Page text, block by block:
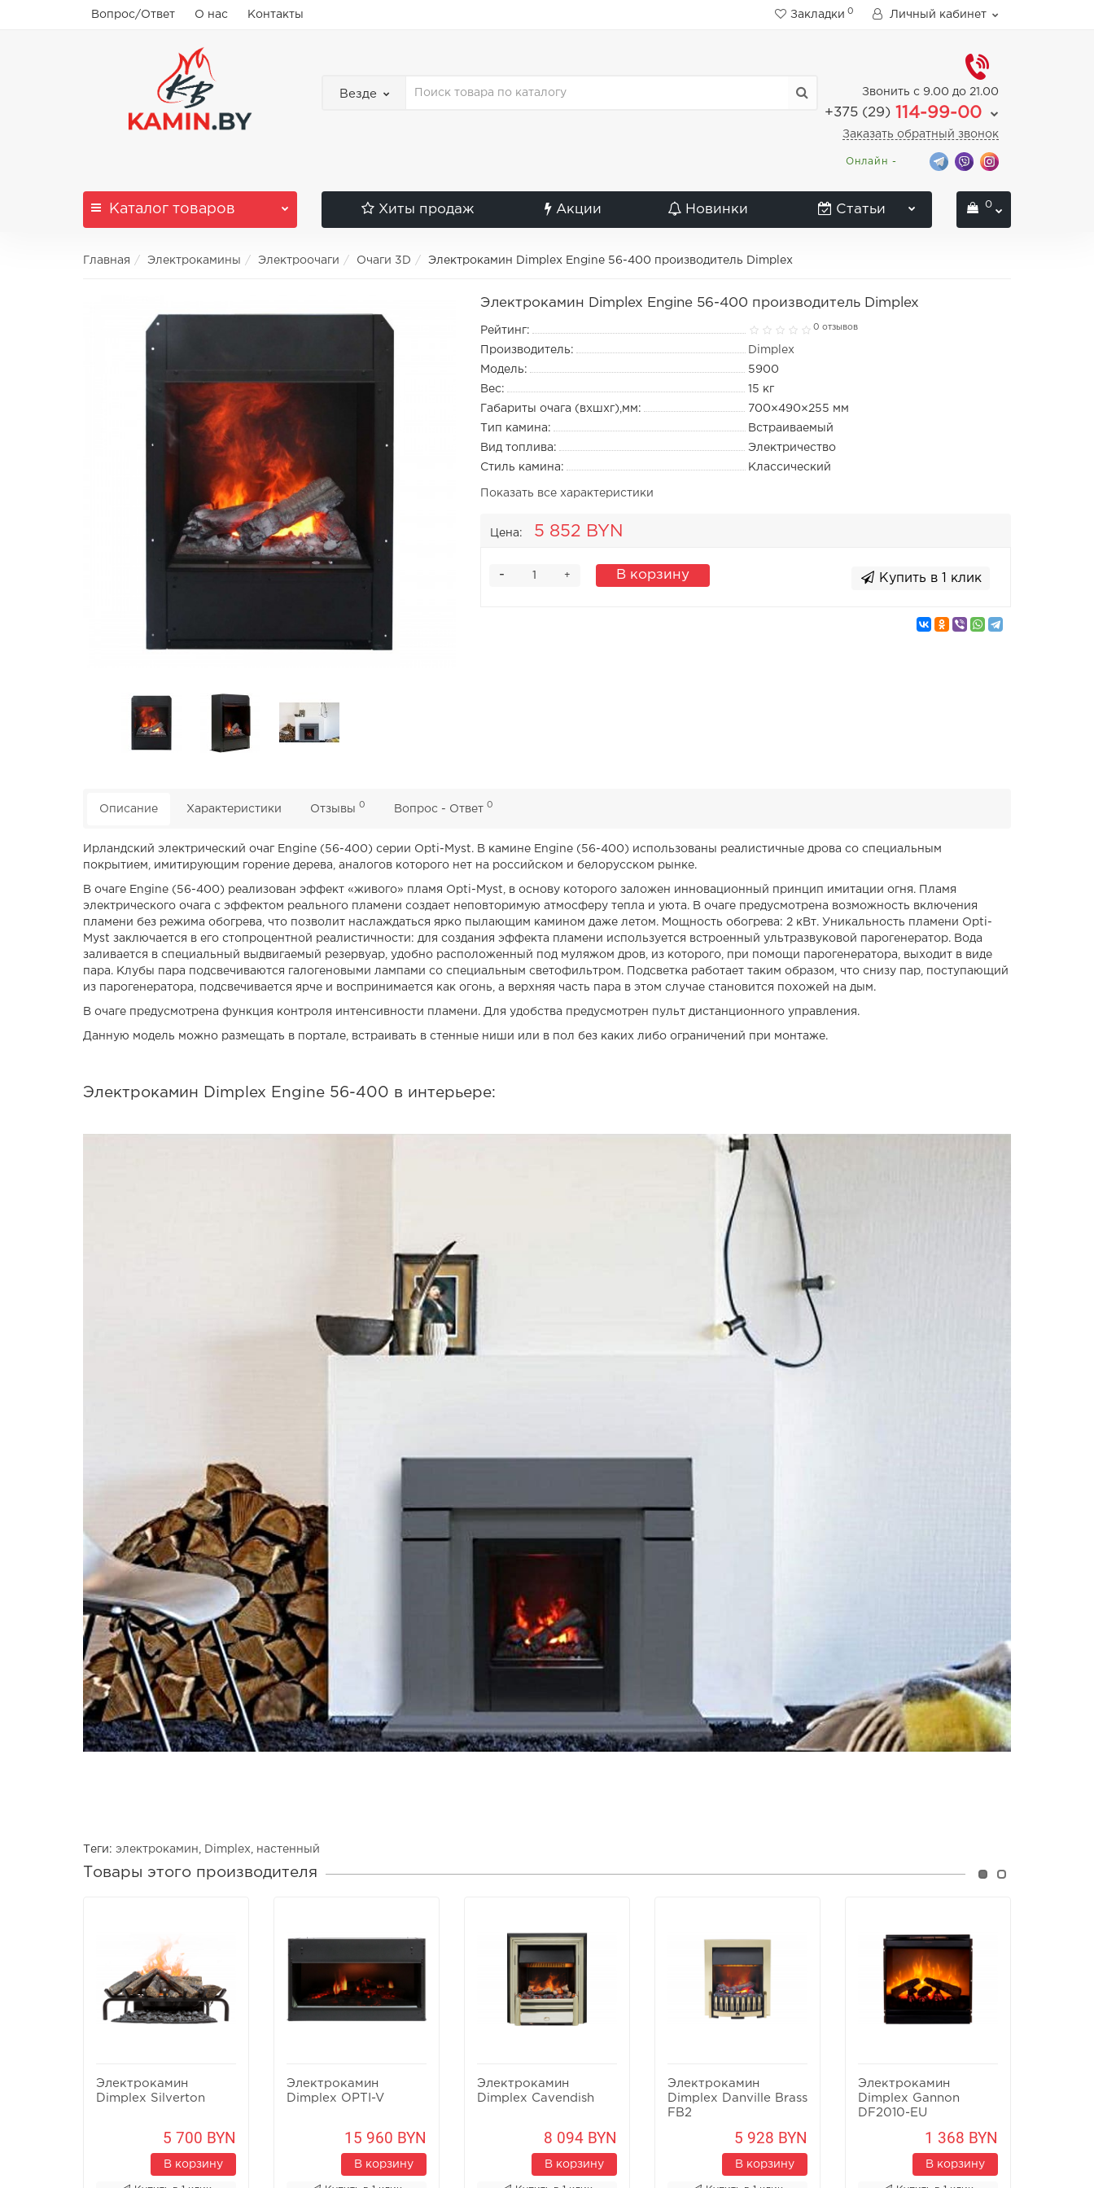
Вопрос/Ответ О нас Контакты Закладки 0 Личный кабинет
Везде Звонить с 9.00 до 21.00
+375 (29) 114-99-00
Заказать обратный звонок
Онлайн -
Каталог товаров Хиты продаж Акции Новинки Статьи 0
Главная Электрокамины Электроочаги Очаги 3D Электрокамин Dimplex Engine 56-400 производитель Dimplex
Электрокамин Dimplex Engine 56-400 производитель Dimplex
Рейтинг: 0 отзывов
Производитель:
Dimplex
Модель:
5900
Вес:
15 кг
Габариты очага (вхшхг),мм:
700×490×255 мм
Тип камина:
Встраиваемый
Вид топлива:
Электричество
Стиль камина:
Классический
Показать все характеристики
Цена: 5 852 BYN
+
- В корзину Купить в 1 клик
Описание Характеристики Отзывы 0 Вопрос - Ответ 0
Ирландский электрический очаг Engine (56-400) серии Opti-Myst. В камине Engine (56-400) использованы реалистичные дрова со специальным
покрытием, имитирующим горение дерева, аналогов которого нет на российском и белорусском рынке.
В очаге Engine (56-400) реализован эффект «живого» пламя Opti-Myst, в основу которого заложен инновационный принцип имитации огня. Пламя
электрического очага с эффектом реального пламени создает неповторимую атмосферу тепла и уюта. В очаге предусмотрена возможность включения
пламени без режима обогрева, что позволит наслаждаться ярко пылающим камином даже летом. Мощность обогрева: 2 кВт. Уникальность пламени Opti-
Myst заключается в его стопроцентной реалистичности: для создания эффекта пламени используется встроенный ультразвуковой парогенератор. Вода
заливается в специальный выдвигаемый резервуар, удобно расположенный под муляжом дров, из которого, при помощи парогенератора, выходит в виде
пара. Клубы пара подсвечиваются галогеновыми лампами со специальным светофильтром. Подсветка работает таким образом, что снизу пар, поступающий
из парогенератора, подсвечивается ярче и воспринимается как огонь, а верхняя часть пара в этом случае становится похожей на дым.
В очаге предусмотрена функция контроля интенсивности пламени. Для удобства предусмотрен пульт дистанционного управления.
Данную модель можно размещать в портале, встраивать в стенные ниши или в пол без каких либо ограничений при монтаже.
Электрокамин Dimplex Engine 56-400 в интерьере:
Теги: электрокамин Dimplex настенный
Товары этого производителя
Электрокамин
Dimplex Silverton
5 700 BYN
В корзину
Электрокамин
Dimplex OPTI-V
15 960 BYN
В корзину
Электрокамин
Dimplex Cavendish
8 094 BYN
В корзину
Электрокамин
Dimplex Danville Brass
FB2
5 928 BYN
В корзину
Электрокамин
Dimplex Gannon
DF2010-EU
1 368 BYN
В корзину